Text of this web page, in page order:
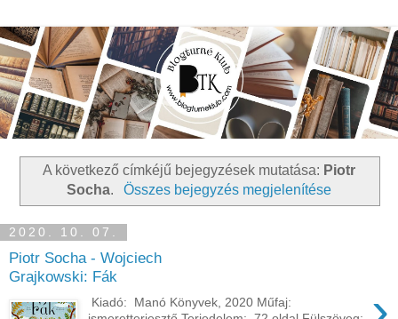
A következő címkéjű bejegyzések mutatása: Piotr
Socha. Összes bejegyzés megjelenítése
2020. 10. 07.
Piotr Socha - Wojciech
Grajkowski: Fák
Kiadó: Manó Könyvek, 2020 Műfaj: